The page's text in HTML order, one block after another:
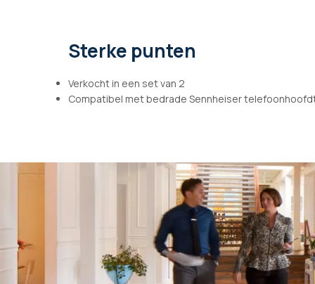
afbeeldingen-
Sterke punten
Verkocht in een set van 2
Compatibel met bedrade Sennheiser